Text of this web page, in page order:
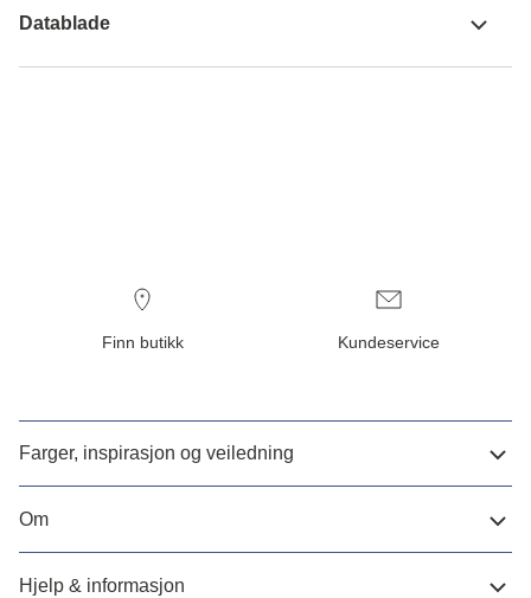
Datablade
Finn butikk Kundeservice
Farger, inspirasjon og veiledning
Om
Hjelp & informasjon